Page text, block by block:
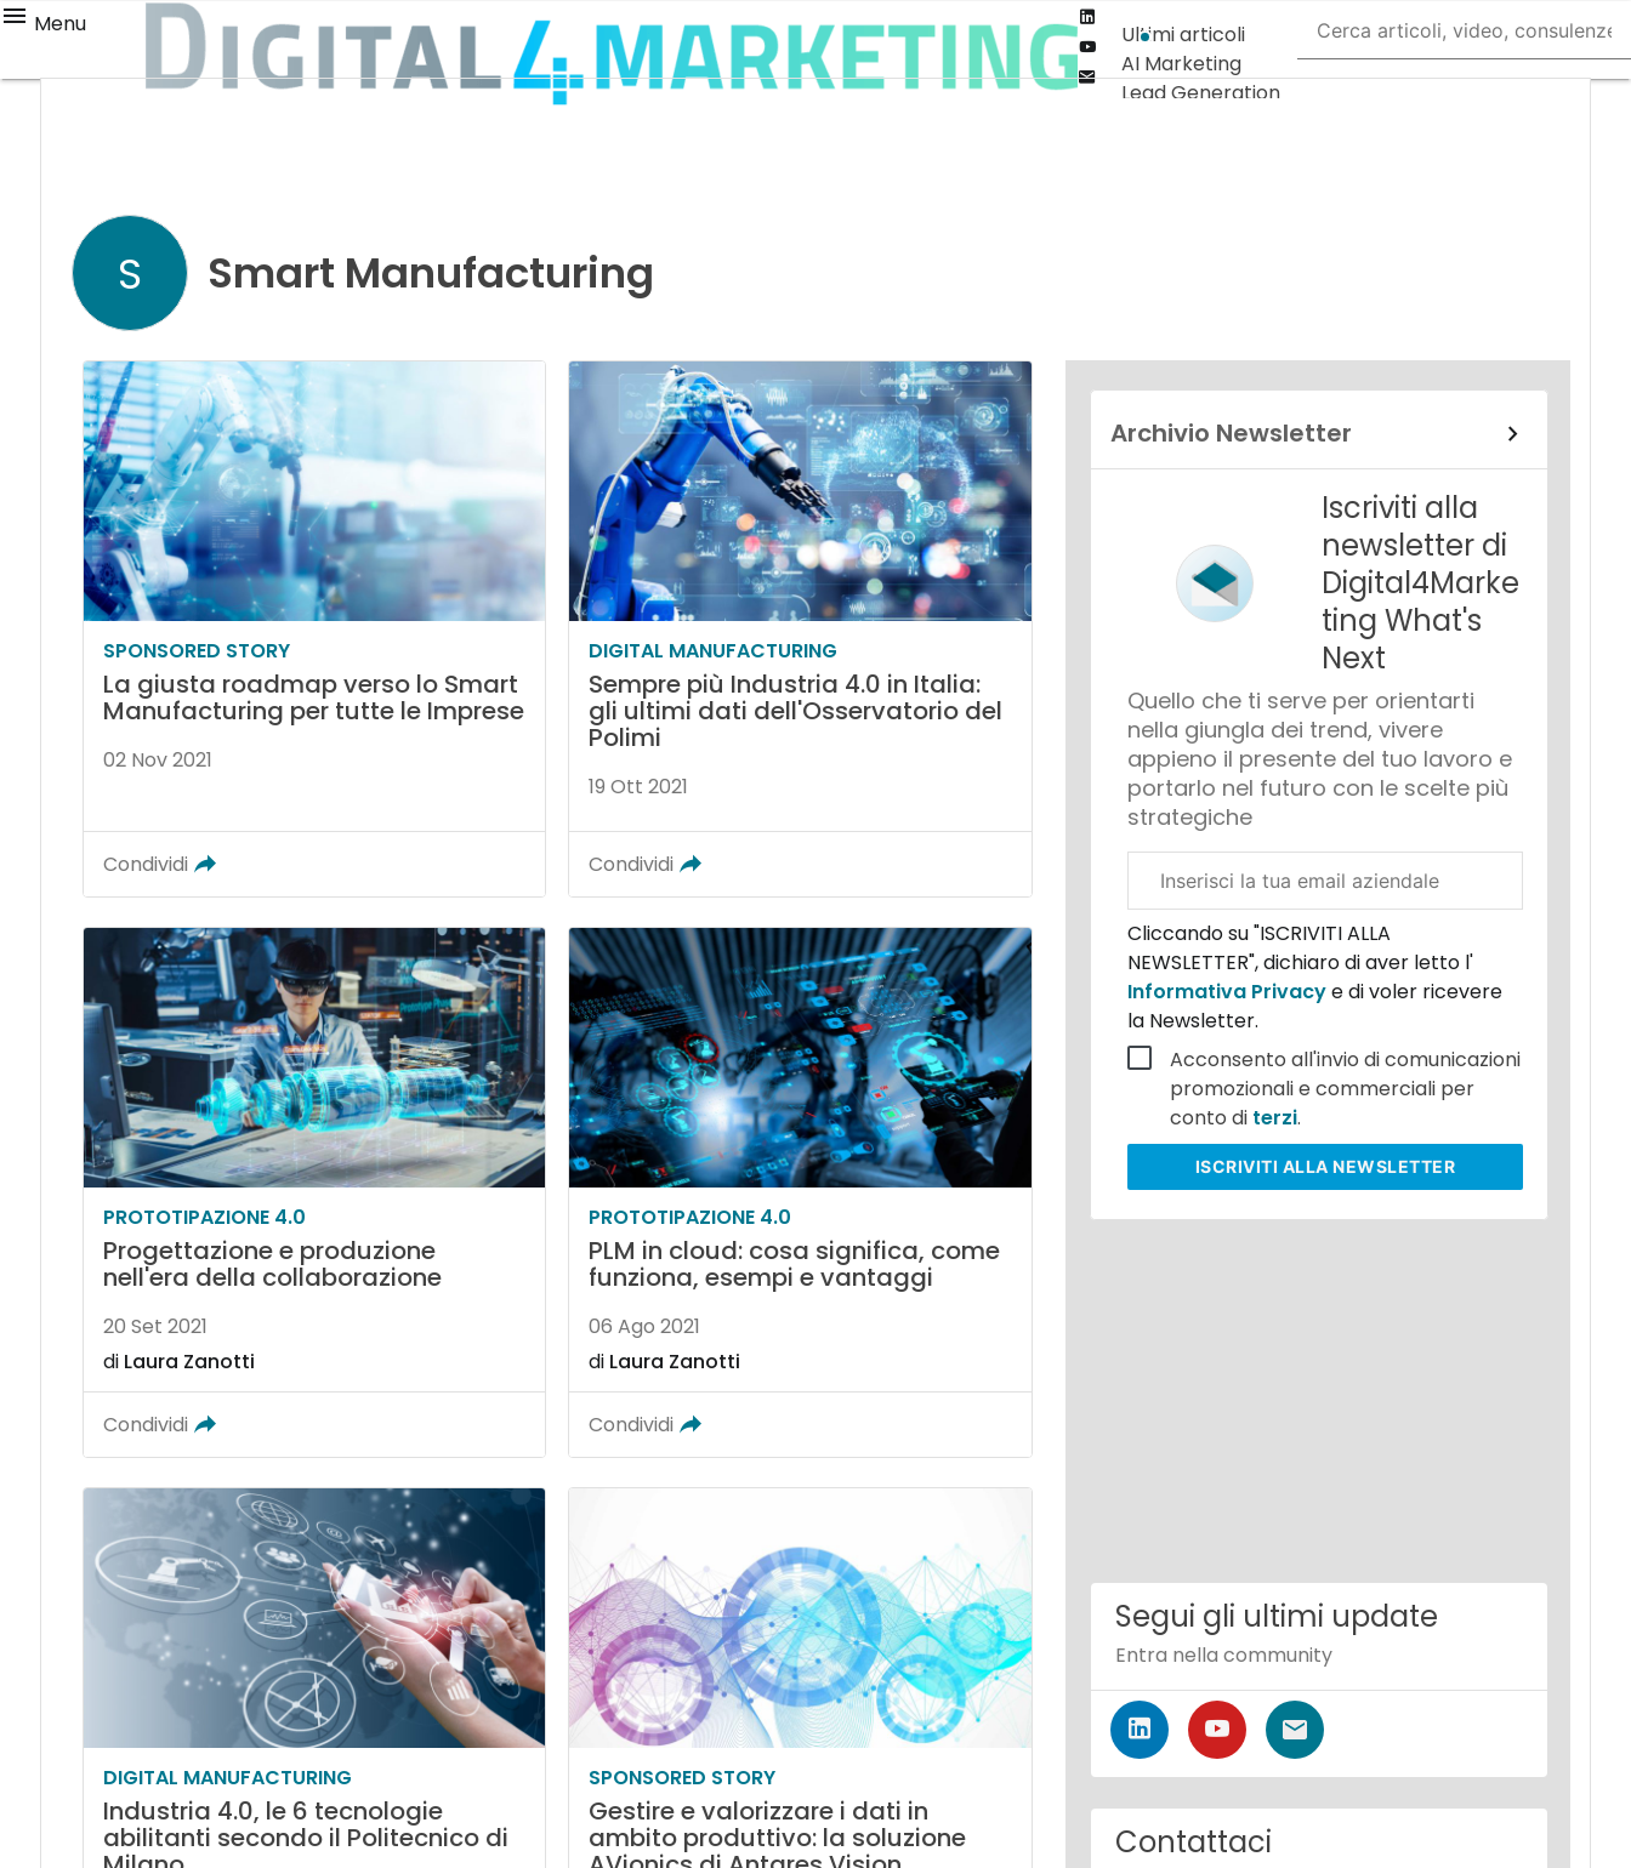
Menu
Youtube-
play
Email
Ultimi articoli
AI Marketing
Lead Generation
S Smart Manufacturing
SPONSORED STORY
La giusta roadmap verso lo Smart
Manufacturing per tutte le Imprese
02 Nov 2021
Condividi
DIGITAL MANUFACTURING
Sempre più Industria 4.0 in Italia:
gli ultimi dati dell'Osservatorio del
Polimi
19 Ott 2021
Condividi
PROTOTIPAZIONE 4.0
Progettazione e produzione
nell'era della collaborazione
20 Set 2021
di Laura Zanotti
Condividi
PROTOTIPAZIONE 4.0
PLM in cloud: cosa significa, come
funziona, esempi e vantaggi
06 Ago 2021
di Laura Zanotti
Condividi
DIGITAL MANUFACTURING
Industria 4.0, le 6 tecnologie
abilitanti secondo il Politecnico di
SPONSORED STORY
Gestire e valorizzare i dati in
ambito produttivo: la soluzione
Archivio Newsletter
Iscriviti alla
newsletter di
Digital4Marke
ting What's
Next
Quello che ti serve per orientarti
nella giungla dei trend, vivere
appieno il presente del tuo lavoro e
portarlo nel futuro con le scelte più
strategiche
aziendale
Cliccando su "ISCRIVITI ALLA
NEWSLETTER", dichiaro di aver letto l'
Informativa Privacye di voler ricevere
la Newsletter.
Acconsento all'invio di comunicazioni
promozionali e commerciali per
conto di terzi.
ISCRIVITI ALLA NEWSLETTER
Segui gli ultimi update
Entra nella community
Contattaci